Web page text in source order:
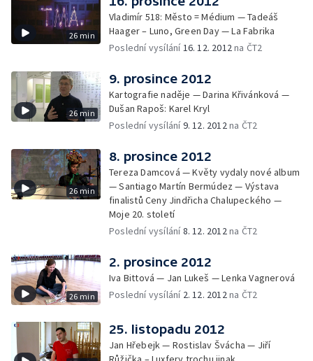
26 min
Vladimír 518: Město = Médium — Tadeáš
Haager – Luno, Green Day — La Fabrika
Poslední vysílání16. 12. 2012na ČT2
26 min
9. prosince 2012
Kartografie naděje — Darina Křivánková —
Dušan Rapoš: Karel Kryl
Poslední vysílání9. 12. 2012na ČT2
26 min
8. prosince 2012
Tereza Damcová — Květy vydaly nové album
— Santiago Martín Bermúdez — Výstava
finalistů Ceny Jindřicha Chalupeckého —
Moje 20. století
Poslední vysílání8. 12. 2012na ČT2
26 min
2. prosince 2012
Iva Bittová — Jan Lukeš — Lenka Vagnerová
Poslední vysílání 2. 12. 2012na ČT2
25. listopadu 2012
Jan Hřebejk — Rostislav Švácha — Jiří